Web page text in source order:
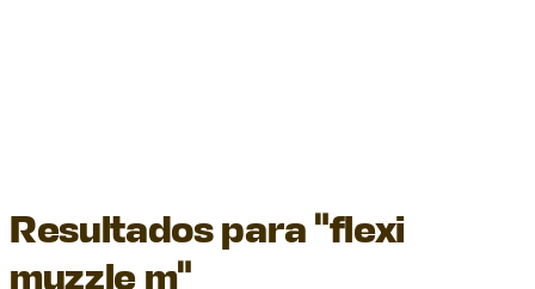
Resultados para "flexi